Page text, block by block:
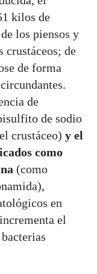
kilos de
los piensos y
crustáceos; de
de forma
de
de sodio
crustáceo) y el
como
(como
en
el